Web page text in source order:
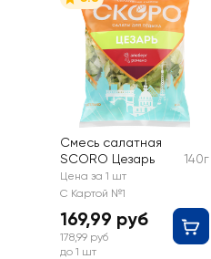
Смесь салатная
SCORO Цезарь
140г
Цена за 1 шт
С Картой №1
169,99 руб
178,99 руб
до 1 шт